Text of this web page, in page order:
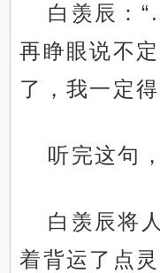
白羡辰：
再睁眼说不
了，我一定
听完这句
白羡辰将
着背运了点